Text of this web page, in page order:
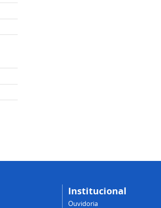
Institucional
Ouvidoria